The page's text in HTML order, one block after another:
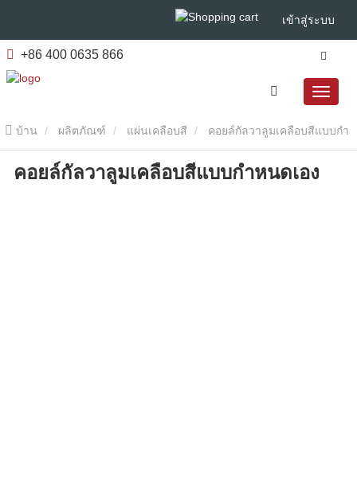
เข้าสู่ระบบ
+86 400 0635 866
บ้าน ผลิตภัณฑ์ แผ่นเคลือบสี
หนดเอง
คอยล์กัลวาลูมเคลือบสีแบบกําหนดเอง